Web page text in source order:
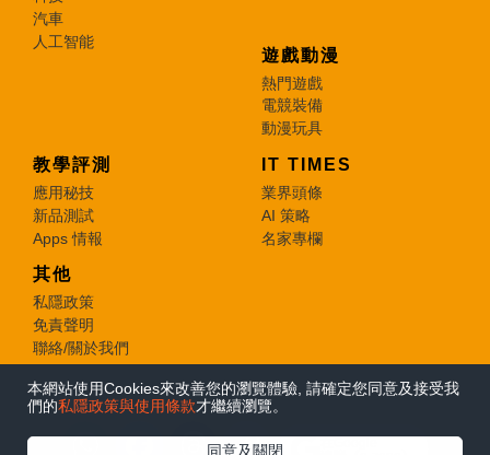
本網站使用Cookies來改善您的瀏覽體驗, 請確定您同意及接受我
們的私隱政策與使用條款才繼續瀏覽。
同意及關閉
汽車
人工智能
遊戲動漫
熱門遊戲
電競裝備
動漫玩具
教學評測
應用秘技
新品測試
Apps 情報
IT TIMES
業界頭條
AI 策略
名家專欄
其他
私隱政策
免責聲明
聯絡/關於我們
© 2026 e-zone. All Rights Reserved.